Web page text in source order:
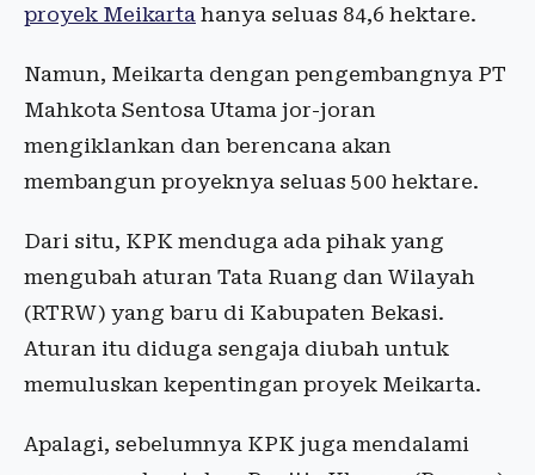
proyek Meikarta hanya seluas 84,6 hektare.
Namun, Meikarta dengan pengembangnya PT
Mahkota Sentosa Utama jor-joran
mengiklankan dan berencana akan
membangun proyeknya seluas 500 hektare.
Dari situ, KPK menduga ada pihak yang
mengubah aturan ‎Tata Ruang dan Wilayah
(RTRW) yang baru di Kabupaten Bekasi.
Aturan itu diduga sengaja diubah untuk
memuluskan kepentingan proyek Meikarta.
Apalagi, sebelumnya KPK juga mendalami